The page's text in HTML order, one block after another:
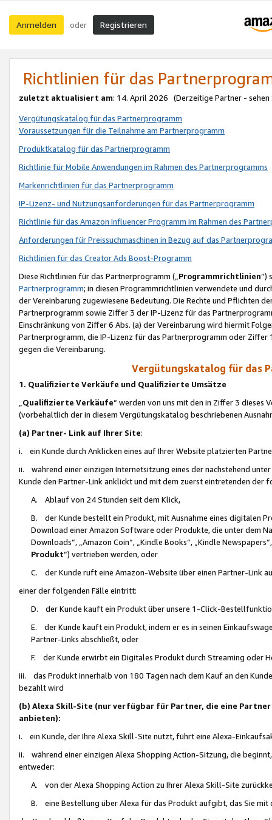
Anmelden oder Registrieren
Richtlinien für das
zuletzt aktualisiert am: 14. April 2026 (Derzeitige Partner - sehen
Vergütungskatalog für das Partnerprogramm
Voraussetzungen für die Teilnahme am Partnerprogramm
Produktkatalog für das Partnerprogramm
Richtlinie für Mobile Anwendungen im Rahmen des Partnerprogramms
Markenrichtlinien für das Partnerprogramm
IP-Lizenz- und Nutzungsanforderungen für das Partnerprogramm
Richtlinie für das Amazon Influencer Programm im Rahmen des
Anforderungen für Preissuchmaschinen in Bezug auf das
Richtlinien für das Creator Ads Boost-Programm
Diese Richtlinien für das Partnerprogramm („Programmrichtlinien“)
Partnerprogramm; in diesen Programmrichtlinien verwendete und
der Vereinbarung zugewiesene Bedeutung. Die Rechte und Pflichten
Partnerprogramm sowie Ziffer 3 der IP-Lizenz für das
Einschränkung von Ziffer 6 Abs. (a) der Vereinbarung wird hiermit
Partnerprogramm, die IP-Lizenz für das Partnerprogramm oder
gegen die Vereinbarung.
Vergütungskatalog für das
1. Qualifizierte Verkäufe und Qualifizierte Umsätze
Qualifizierte Verkäufe“ werden von uns mit den in Ziffer 3
(vorbehaltlich der in diesem Vergütungskatalog beschriebenen
(a) Partner- Link auf Ihrer Site:
i. ein Kunde durch Anklicken eines auf Ihrer Website platzierten
ii. während einer einzigen Internetsitzung eines der nachstehend
Kunde den Partner-Link anklickt und mit dem zuerst eintretenden der
A. Ablauf von 24 Stunden seit dem Klick,
B. der Kunde bestellt ein Produkt, mit Ausnahme eines digitalen
Download einer Amazon Software oder Produkte, die unter dem
Downloads“, „Amazon Coin“, „Kindle Books“, „Kindle
Produkt“) vertrieben werden, oder
C. der Kunde ruft eine Amazon-Website über einen Partner-Link
einer der folgenden Fälle eintritt:
D. der Kunde kauft ein Produkt über unsere 1-Click-
E. der Kunde kauft ein Produkt, indem er es in seinen
Partner-Links abschließt, oder
F. der Kunde erwirbt ein Digitales Produkt durch Streaming oder
iii. das Produkt innerhalb von 180 Tagen nach dem Kauf an den
bezahlt wird
(b) Alexa Skill-Site (nur verfügbar für Partner, die eine
anbieten):
i. ein Kunde, der Ihre Alexa Skill-Site nutzt, führt eine Alexa-
ii. während einer einzigen Alexa Shopping Action-Sitzung, die
entweder:
A. von der Alexa Shopping Action zu Ihrer Alexa Skill-Site
B. eine Bestellung über Alexa für das Produkt aufgibt, das Sie mit